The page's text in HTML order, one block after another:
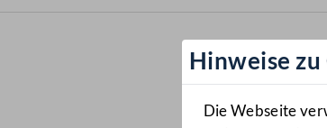
Hinweise zu
Die Webseite